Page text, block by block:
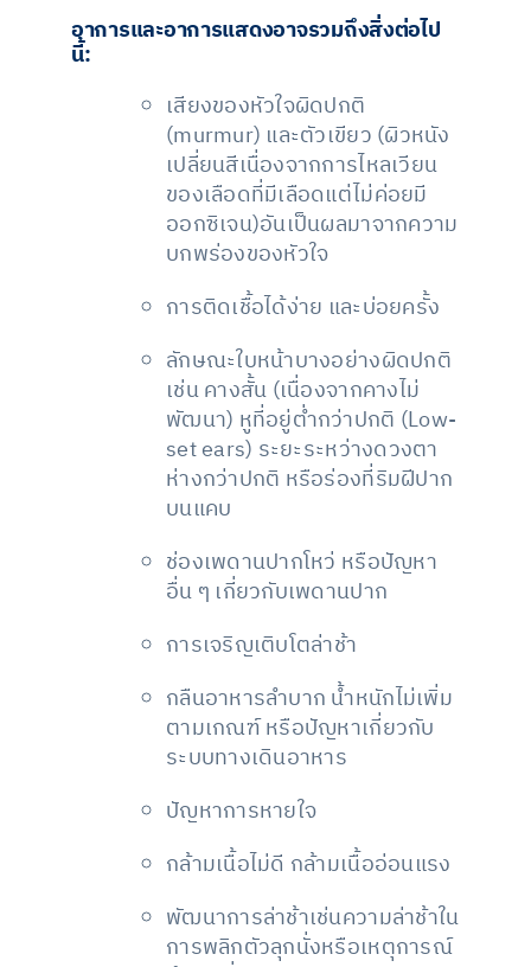
อาการและอาการแสดงอาจรวมถึงสิ่งต่อไป
นี้:
เสียงของหัวใจผิดปกติ
(murmur) และตัวเขียว (ผิวหนัง
เปลี่ยนสีเนื่องจากการไหลเวียน
ของเลือดที่มีเลือดแต่ไม่ค่อยมี
ออกซิเจน)อันเป็นผลมาจากความ
บกพร่องของหัวใจ
การติดเชื้อได้ง่าย และบ่อยครั้ง
ลักษณะใบหน้าบางอย่างผิดปกติ
เช่น คางสั้น (เนื่องจากคางไม่
พัฒนา) หูที่อยู่ต่ำกว่าปกติ (Low-
set ears) ระยะระหว่างดวงตา
ห่างกว่าปกติ หรือร่องที่ริมฝีปาก
บนแคบ
ช่องเพดานปากโหว่ หรือปัญหา
อื่น ๆ เกี่ยวกับเพดานปาก
การเจริญเติบโตล่าช้า
กลืนอาหารลำบาก น้ำหนักไม่เพิ่ม
ตามเกณฑ์ หรือปัญหาเกี่ยวกับ
ระบบทางเดินอาหาร
ปัญหาการหายใจ
กล้ามเนื้อไม่ดี กล้ามเนื้ออ่อนแรง
พัฒนาการล่าช้าเช่นความล่าช้าใน
การพลิกตัวลุกนั่งหรือเหตุการณ์